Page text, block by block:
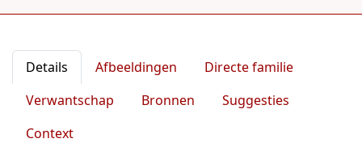
Details Afbeeldingen
Directe familie
Verwantschap
Bronnen
Suggesties
Context